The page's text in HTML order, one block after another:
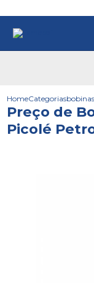
HomeCategorias
Preço de
Picolé